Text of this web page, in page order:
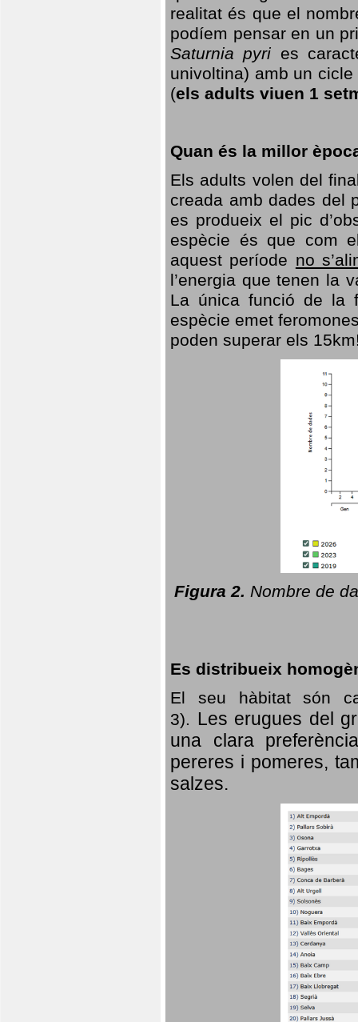
realitat és que el
podíem pensar en un
Saturnia pyri es
univoltina) amb un
(els adults viuen 1
Quan és la millor
Els adults volen del
creada amb dades del
es produeix el pic
espècie és que com
aquest període no
l’energia que tenen la
La única funció de la
espècie emet
poden superar els
Figura 2. Nombre de
Es distribueix
El seu hàbitat són
3). Les erugues del
una clara
pereres i pomeres,
salzes.